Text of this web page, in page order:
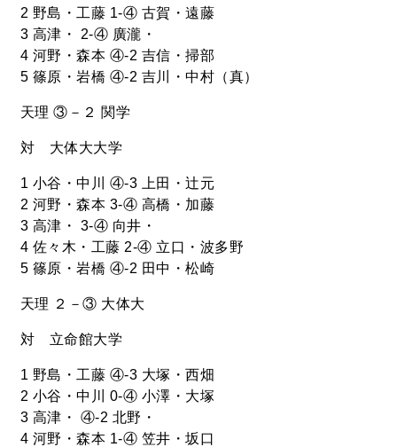
2 野島・工藤 1-④ 古賀・遠藤
3 高津・ 2-④ 廣瀧・
4 河野・森本 ④-2 吉信・掃部
5 篠原・岩橋 ④-2 吉川・中村（真）
天理 ③－２ 関学
対 大体大大学
1 小谷・中川 ④-3 上田・辻元
2 河野・森本 3-④ 高橋・加藤
3 高津・ 3-④ 向井・
4 佐々木・工藤 2-④ 立口・波多野
5 篠原・岩橋 ④-2 田中・松崎
天理 ２－③ 大体大
対 立命館大学
1 野島・工藤 ④-3 大塚・西畑
2 小谷・中川 0-④ 小澤・大塚
3 高津・ ④-2 北野・
4 河野・森本 1-④ 笠井・坂口